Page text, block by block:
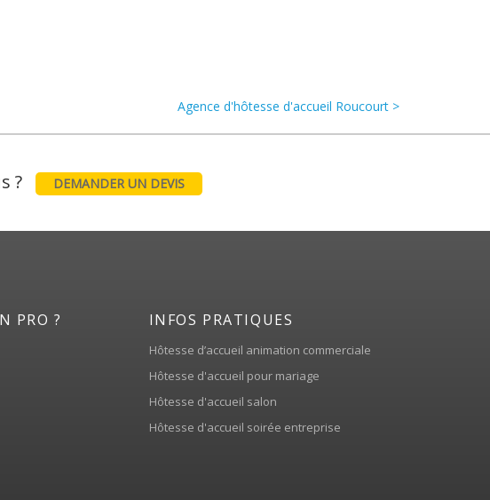
Agence d'hôtesse d'accueil Roucourt >
? DEMANDER UN DEVIS
PRO ? INFOS PRATIQUES
Hôtesse d’accueil animation commerciale
Hôtesse d'accueil pour mariage
Hôtesse d'accueil salon
Hôtesse d'accueil soirée entreprise